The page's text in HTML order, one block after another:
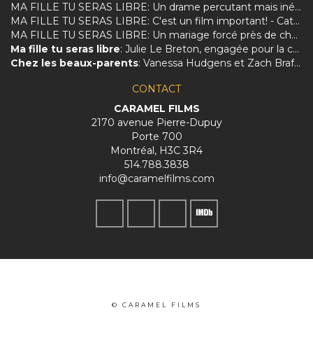
MA FILLE TU SERAS LIBRE: Un drame percutant mais inégal sur la dure réalité des femmes afghanes.
MA FILLE TU SERAS LIBRE: C'est un film important! - Catherine Perrin
MA FILLE TU SERAS LIBRE: Un mariage forcé près de chez vous
Ma fille tu seras libre: Julie Le Breton, engagée pour la culture et les femmes
Chez les beaux-parents: Vanessa Hudgens et Zach Braff charmés par le Québec et Évelyne Brochu
CONTACT
CARAMEL FILMS
2170 avenue Pierre-Dupuy
Porte 700
Montréal, H3C 3R4
514.788.3838
info@caramelfilms.com
© CARAMEL FILMS